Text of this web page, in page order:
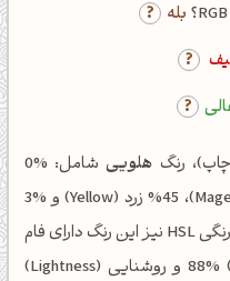
بله
هلویی
شامل: %0
فیروزه‌ای (Cyan)، %26 سرخابی (Magenta)، %45 زرد (Yellow) و %3
مشکی (Key/Black) است. در فضای رنگی HSL نیز این رنگ دارای فام
(Hue) 26° درجه، اشباع (Saturation) 88% و روشنایی (Lightness)